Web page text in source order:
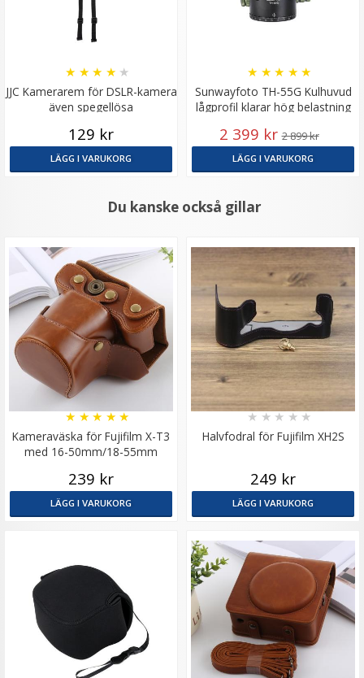
JJC Kamerarem för DSLR-kamera
även spegellösa
★ ★ ★ ★ ★
129 kr
LÄGG I VARUKORG
Sunwayfoto TH-55G Kulhuvud
lågprofil klarar hög belastning
★ ★ ★ ★ ★
2 399 kr 2 899 kr
LÄGG I VARUKORG
Du kanske också gillar
Kameraväska för Fujifilm X-T3
med 16-50mm/18-55mm
★★★★★
239 kr
LÄGG I VARUKORG
Halvfodral för Fujifilm XH2S
★★★★★
249 kr
LÄGG I VARUKORG